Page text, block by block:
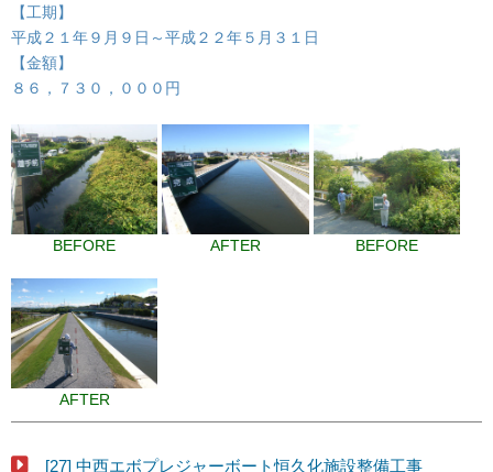
【工期】
平成２１年９月９日～平成２２年５月３１日
【金額】
８６，７３０，０００円
BEFORE AFTER BEFORE
AFTER
[27] 中西エボプレジャーボート恒久化施設整備工事